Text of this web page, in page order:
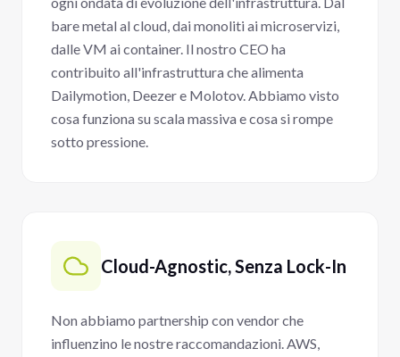
bare metal al cloud, dai monoliti ai microservizi,
dalle VM ai container. Il nostro CEO ha
contribuito all'infrastruttura che alimenta
Dailymotion, Deezer e Molotov. Abbiamo visto
cosa funziona su scala massiva e cosa si rompe
sotto pressione.
Cloud-Agnostic, Senza Lock-In
Non abbiamo partnership con vendor che
influenzino le nostre raccomandazioni. AWS,